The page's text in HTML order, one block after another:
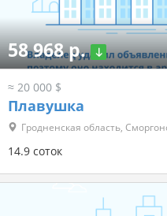
58 968 р.
≈ 20 000 $
Плавушка
Гродненская область,
14.9 соток